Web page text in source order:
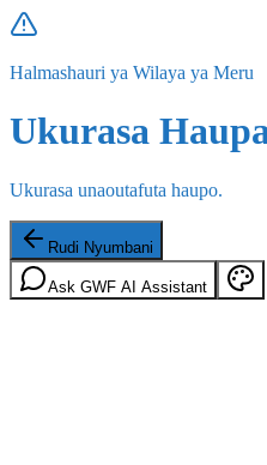
Halmashauri ya Wilaya ya Meru
Ukurasa
Ukurasa unaoutafuta haupo.
Rudi Nyumbani
Ask GWF AI Assistant